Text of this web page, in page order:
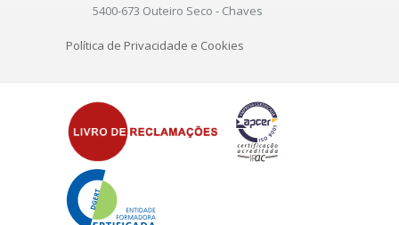
5400-673 Outeiro Seco - Chaves
Política de Privacidade e Cookies